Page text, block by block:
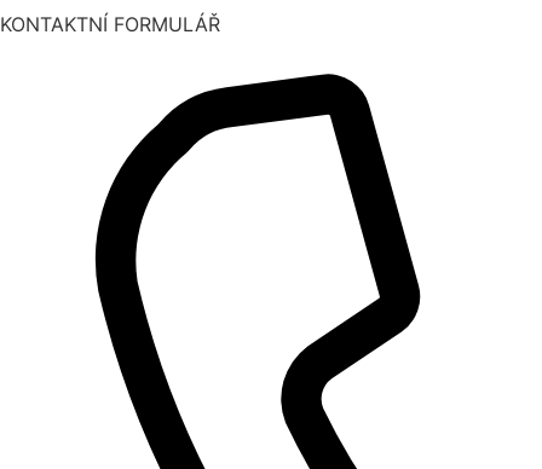
KONTAKTNÍ FORMULÁŘ